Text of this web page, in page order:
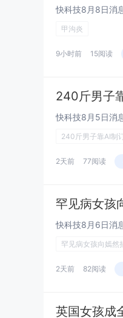
甲沟炎
9小时前 15阅读
240斤男子
240斤男子靠AI制
2天前 77阅读
罕见病女孩
罕见病女孩向嫣然
2天前 82阅读
英国女孩成